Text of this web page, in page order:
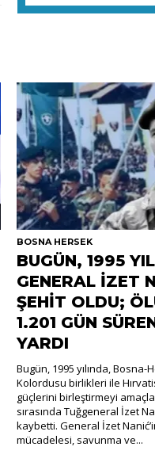
BOSNA HERSEK
BUGÜN, 1995
GENERAL İZET
ŞEHİT OLDU;
1.201 GÜN
YARDI
Bugün, 1995 yılında, Bosna-
Kolordusu birlikleri ile
güçlerini birleştirmeyi
sırasında Tuğgeneral İzet
kaybetti. General İzet
mücadelesi, savunma ve...